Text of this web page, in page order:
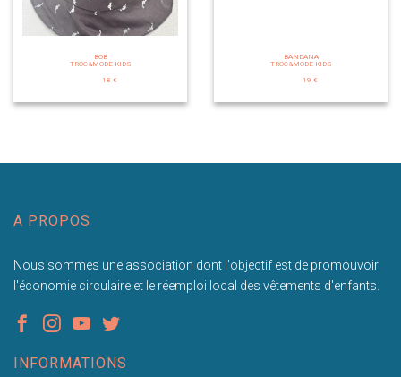
BOB
TROC&MODE KIDS
18 €
BANDANA
TROC&MODE KIDS
19 €
A PROPOS
Nous sommes une association dont l'objectif est de promouvoir
l'économie circulaire et le réemploi local des vêtements d'enfants.
INFORMATIONS